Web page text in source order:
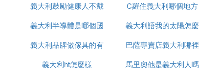
今年夏天期滿，而若日尼奧的則是明夏，看起來切爾
西間距「鬆掉」為時不遠了。
3. 防守型中場球員若日尼奧震懾力有多強
自從薩里離開切爾西回歸義大利之後，這名義大利教
苗出售嗎
義大利鼓勵健康人不戴
口罩這什麼操作
C羅住義大利哪個地方
義大利半導體是哪個國
家的
義大利語我的太陽怎麼
寫
義大利品牌做傢具的有
哪些品牌
巴薩專賣店義大利哪裡
有
義大利ht怎麼樣
馬里奧他是義大利人嗎